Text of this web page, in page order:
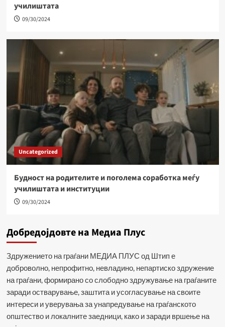
училиштата
09/30/2024
Uncategorized
Будност на родителите и поголема соработка меѓу
училиштата и институции
09/30/2024
Добредојдовте на Медиа Плус
Здружението на граѓани МЕДИА ПЛУС од Штип е
доброволно, непрофитно, невладино, непартиско здружение
на граѓани, формирано со слободно здружување на граѓаните
заради остварување, заштита и усогласување на своите
интереси и уверувања за унапредување на граѓанското
општество и локалните заедници, како и заради вршење на